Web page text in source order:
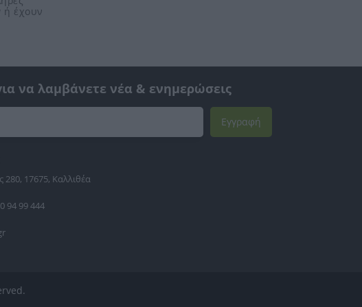
ή έχουν
να λαμβάνετε νέα & ενημερώσεις
Εγγραφή
17675, Καλλιθέα
94 99 444